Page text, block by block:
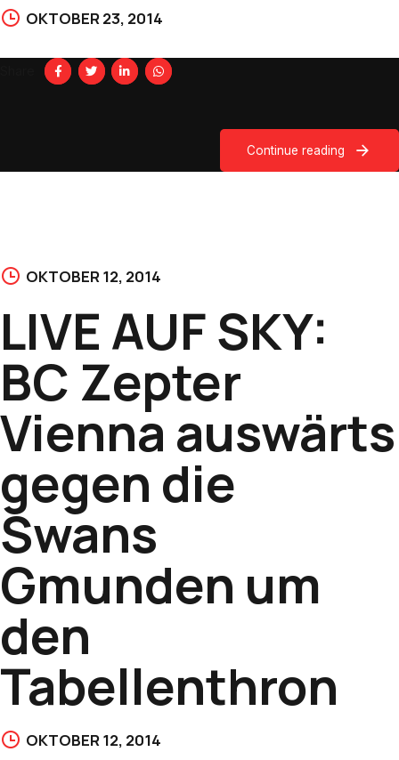
OKTOBER 23, 2014
Continue reading
OKTOBER 12, 2014
LIVE AUF SKY:
BC Zepter
Vienna auswärts
gegen die
Swans
Gmunden um
den
Tabellenthron
OKTOBER 12, 2014